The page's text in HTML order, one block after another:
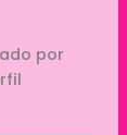
por